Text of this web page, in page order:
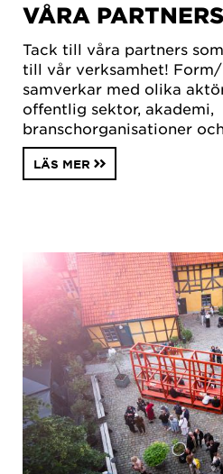
VÅRA PARTNERS
Tack till våra partners
till vår verksamhet!
samverkar med olika
offentlig sektor, akademi,
branschorganisationer
LÄS MER